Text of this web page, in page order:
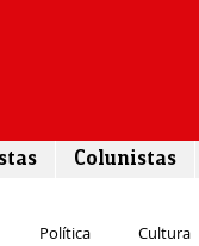
Colunistas
Política Cultura